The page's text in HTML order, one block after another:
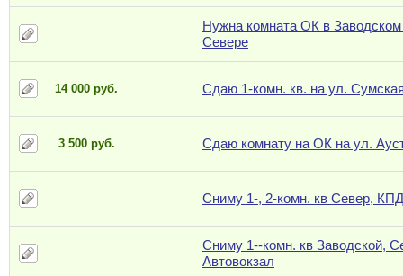
Нужна комната ОК в
Севере
14 000 руб. Сдаю 1-комн. кв. на ул.
3 500 руб. Сдаю комнату на ОК на ул.
Сниму 1-, 2-комн. кв Север, КПД
Сниму 1--комн. кв Заводской,
Автовокзал